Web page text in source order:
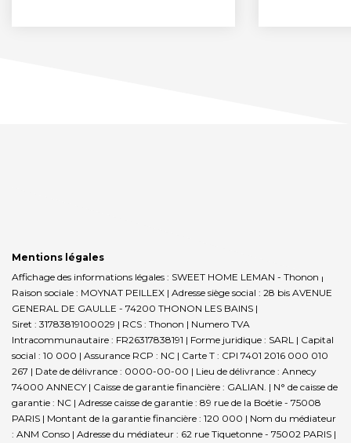
Mentions légales
Affichage des informations légales : SWEET HOME LEMAN - Thonon |
Raison sociale : MOYNAT PEILLEX | Adresse siège social : 28 bis AVENUE
GENERAL DE GAULLE - 74200 THONON LES BAINS |
Siret : 31783819100029 | RCS : Thonon | Numero TVA
Intracommunautaire : FR26317838191 | Forme juridique : SARL | Capital
social : 10 000 | Assurance RCP : NC | Carte T : CPI 7401 2016 000 010
267 | Date de délivrance : 0000-00-00 | Lieu de délivrance : Annecy
74000 ANNECY | Caisse de garantie financière : GALIAN. | N° de caisse de
garantie : NC | Adresse caisse de garantie : 89 rue de la Boétie - 75008
PARIS | Montant de la garantie financière : 120 000 | Nom du médiateur
: ANM Conso | Adresse du médiateur : 62 rue Tiquetonne - 75002 PARIS |